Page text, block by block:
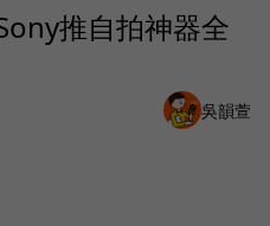
推自拍神器全
吳韻萱